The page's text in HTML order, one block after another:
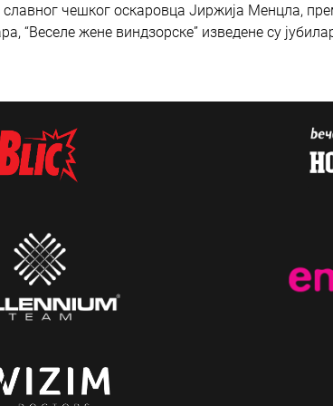
чешког оскаровца Јиржија Менцла,
“Веселе жене виндзорске” изведене су